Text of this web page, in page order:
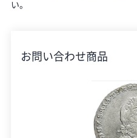
い。
お問い合わせ商品